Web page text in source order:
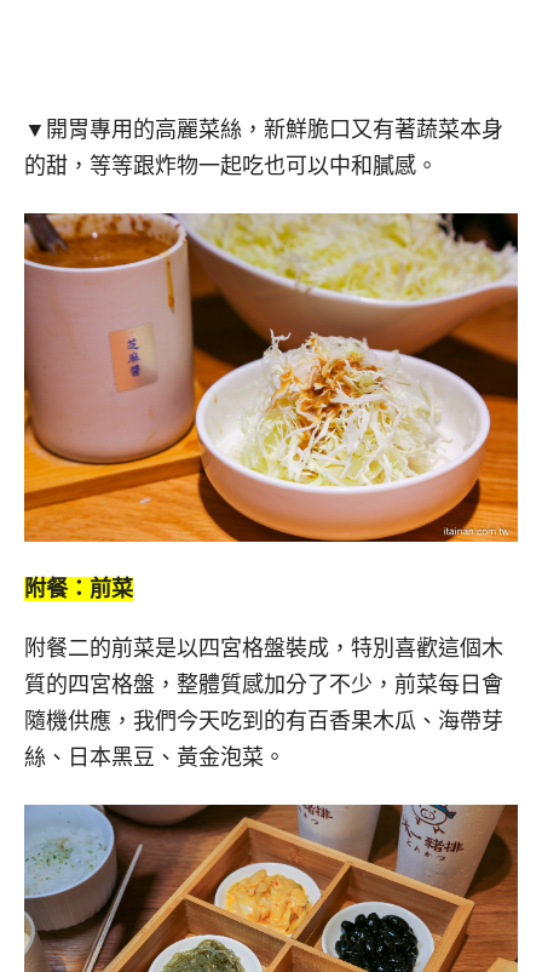
▼開胃專用的高麗菜絲，新鮮脆口又有著蔬菜本身
的甜，等等跟炸物一起吃也可以中和膩感。
附餐：前菜
附餐二的前菜是以四宮格盤裝成，特別喜歡這個木
質的四宮格盤，整體質感加分了不少，前菜每日會
隨機供應，我們今天吃到的有百香果木瓜、海帶芽
絲、日本黑豆、黃金泡菜。